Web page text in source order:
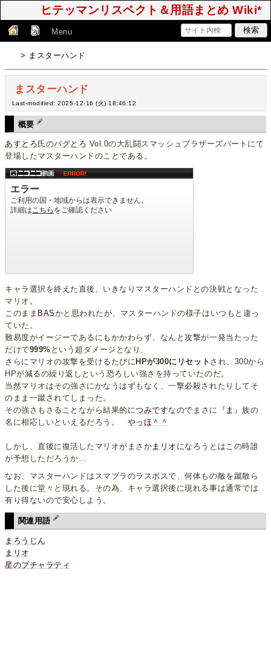
ヒテッマンリスペクト＆用語まとめ Wiki*
Menu
> まスターハンド
まスターハンド
Last-modified: 2025-12-16 (火) 18:46:12
概要
あすとろ氏のバグとろ Vol.0の大乱闘スマッシュブラザーズパートにて
登場したマスターハンドのことである。
キャラ選択を終えた直後、いきなりマスターハンドとの決戦となった
マリオ。
このまま BASかと思われたが、マスターハンドの様子はいつもと違っ
ていた。
難易度がイージーであるにもかかわらず、なんと攻撃が一発当たった
だけで999% という超ダメージとなり、
さらにマリオの攻撃を受けるたびに HPが300にリセット され、300から
HPが減るの繰り返しという恐ろしい強さを持っていたのだ。
当然マリオはその強さにかなうはずもなく、一撃必殺されたりしてそ
のまま一蹴されてしまった。
その強さもさることながら結果的につみですなのでまさに『 ま 』族の
名に相応しいといえるだろう。 やっほ＾＾
しかし、直後に復活したマリオがまさかまリオ になろうとはこの時誰
が予想しただろうか…
なお、マスターハンドはスマブラのラスボスで、何体もの敵を蹴散ら
した後に堂々と現れる。その為、キャラ選択後に現れる事は通常では
有り得ないので安心しよう。
関連用語
まろうじん
まリオ
星のブチャラティ